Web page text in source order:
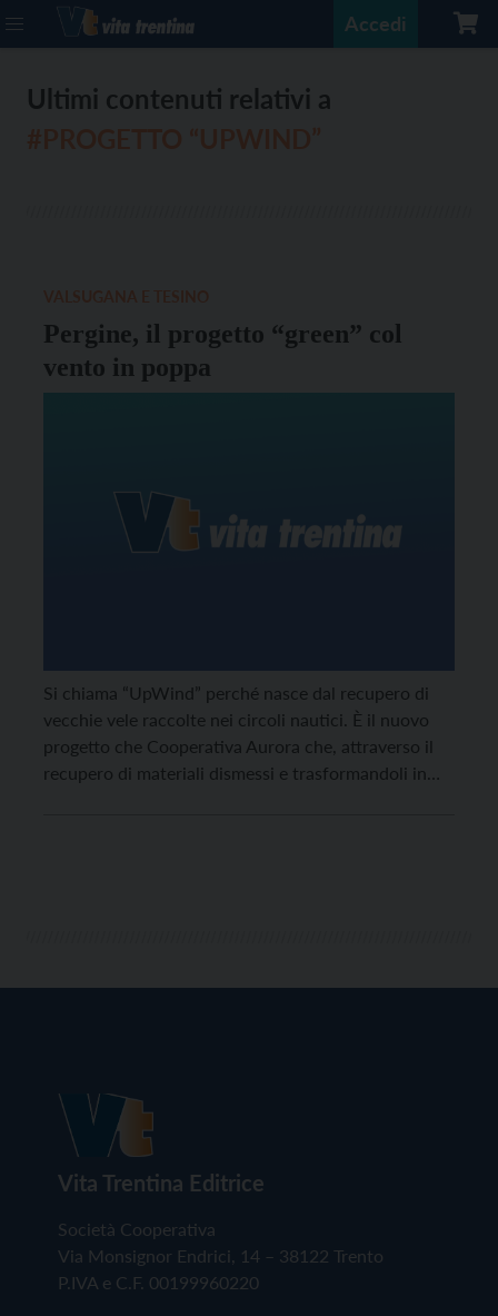
Accedi
Ultimi contenuti relativi a
Pergine, il progetto “green” col
vento in poppa
Si chiama “UpWind” perché nasce dal recupero di
vecchie vele raccolte nei circoli nautici. È il nuovo
progetto che Cooperativa Aurora che, attraverso il
recupero di materiali dismessi e trasformandoli in
Vita Trentina Editrice
Società Cooperativa
Via Monsignor Endrici, 14 – 38122 Trento
P.IVA e C.F. 00199960220